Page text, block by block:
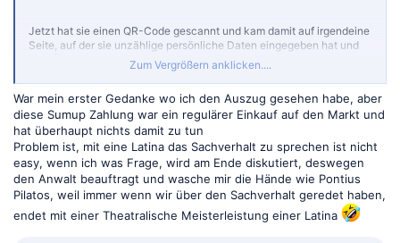
Jetzt hat sie einen QR-Code gescannt und kam damit auf irgendeine
Seite, auf der sie unzählige persönliche Daten eingegeben hat und
eine Überweisung (im Online-Banking) ausgelöst hat?
Es ist recht wichtig sämtliche Details zu kennen, um den Sachverhalt
technisch nachvollziehen zu können.
Zum Vergrößern anklicken....
War mein erster Gedanke wo ich den Auszug gesehen habe, aber
diese Sumup Zahlung war ein regulärer Einkauf auf den Markt und
hat überhaupt nichts damit zu tun
Problem ist, mit eine Latina das Sachverhalt zu sprechen ist nicht
easy, wenn ich was Frage, wird am Ende diskutiert, deswegen
den Anwalt beauftragt und wasche mir die Hände wie Pontius
Pilatos, weil immer wenn wir über den Sachverhalt geredet haben,
endet mit einer Theatralische Meisterleistung einer Latina